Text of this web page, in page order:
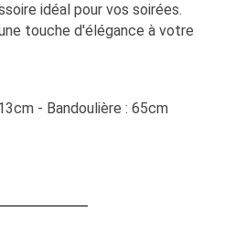
idéal pour vos soirées.
touche d'élégance à votre
- Bandoulière : 65cm